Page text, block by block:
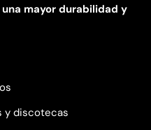
mayor durabilidad y
y discotecas